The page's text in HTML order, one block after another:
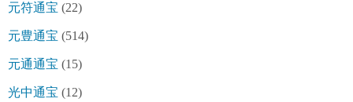
元符通宝 (22)
元豊通宝 (514)
元通通宝 (15)
光中通宝 (12)